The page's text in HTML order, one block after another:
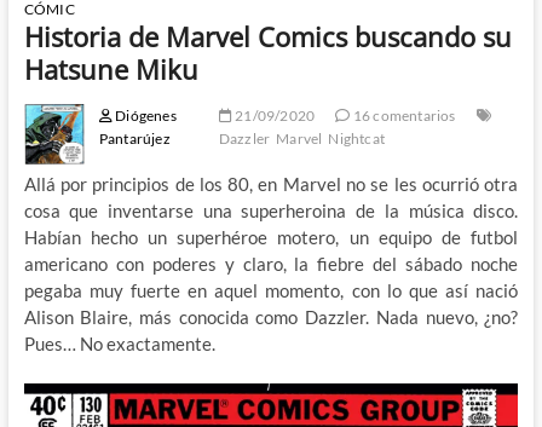
CÓMIC
Historia de Marvel Comics buscando su
Hatsune Miku
Diógenes
Pantarújez
21/09/2020
16 comentarios
Dazzler Marvel Nightcat
Allá por principios de los 80, en Marvel no se les ocurrió otra
cosa que inventarse una superheroina de la música disco.
Habían hecho un superhéroe motero, un equipo de futbol
americano con poderes y claro, la fiebre del sábado noche
pegaba muy fuerte en aquel momento, con lo que así nació
Alison Blaire, más conocida como Dazzler. Nada nuevo, ¿no?
Pues… No exactamente.